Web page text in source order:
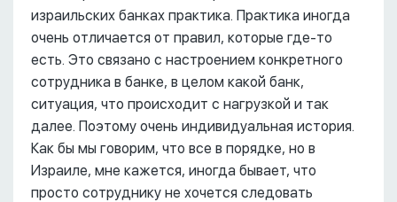
израильских банках практика. Практика иногда
очень отличается от правил, которые где-то
есть. Это связано с настроением конкретного
сотрудника в банке, в целом какой банк,
ситуация, что происходит с нагрузкой и так
далее. Поэтому очень индивидуальная история.
Как бы мы говорим, что все в порядке, но в
Израиле, мне кажется, иногда бывает, что
просто сотруднику не хочется следовать